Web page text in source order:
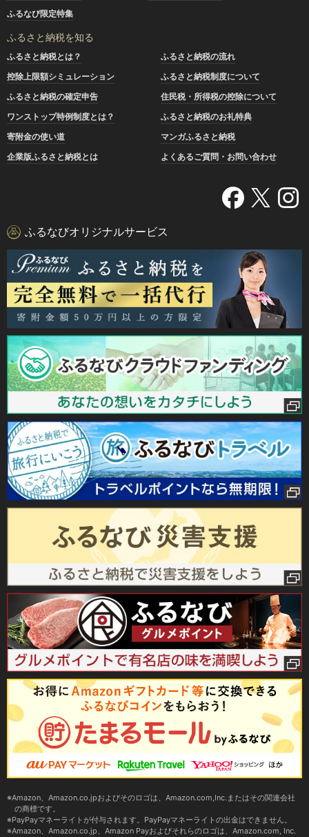
ふるなび限定特集
ふるさと納税を知る
ふるさと納税とは？
ふるさと納税の流れ
控除上限額シミュレーション
ふるさと納税制度について
ふるさと納税の確定申告
住民税・所得税の控除について
ワンストップ特例制度とは？
ふるさと納税のお礼特典
寄附金の使い道
マンガふるさと納税
企業版ふるさと納税とは
よくあるご質問・お問い合わせ
ふるなびオリジナルサービス
Amazon、Amazon.co.jpおよびそのロゴは、Amazon.com,Inc.またはその関連会社
の商標です。
PayPayマネーライトが付与されます。PayPayマネーライトの出金はできません。
Amazon、Amazon.co.jp、Amazon Payおよびそれらのロゴは、Amazon.com, Inc.